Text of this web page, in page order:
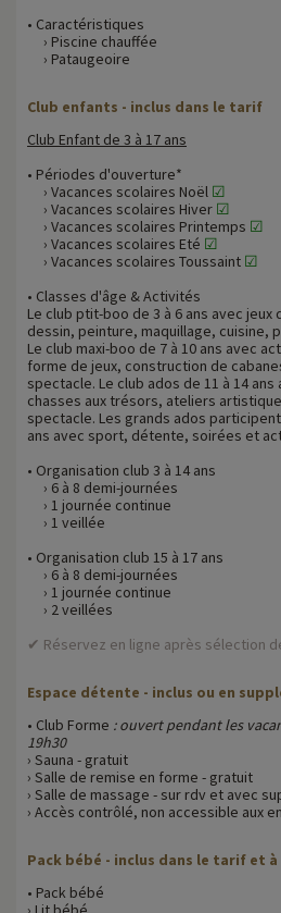
• Caractéristiques
› Piscine chauffée
› Pataugeoire
Club enfants - inclus dans le tarif
Club Enfant de 3 à 17 ans
• Périodes d'ouverture*
› Vacances scolaires Noël ☑
› Vacances scolaires Hiver ☑
› Vacances scolaires Printemps ☑
› Vacances scolaires Eté ☑
› Vacances scolaires Toussaint ☑
• Classes d'âge & Activités
Le club ptit-boo de 3 à 6 ans avec
dessin, peinture, maquillage, cuisine,
Le club maxi-boo de 7 à 10 ans avec
forme de jeux, construction de
spectacle. Le club ados de 11 à 14
chasses aux trésors, ateliers
spectacle. Les grands ados
ans avec sport, détente, soirées et
• Organisation club 3 à 14 ans
› 6 à 8 demi-journées
› 1 journée continue
› 1 veillée
• Organisation club 15 à 17 ans
› 6 à 8 demi-journées
› 1 journée continue
› 2 veillées
✔ Réservez en ligne après sélection
Espace détente - inclus ou en
• Club Forme : ouvert pendant les
19h30
› Sauna - gratuit
› Salle de remise en forme - gratuit
› Salle de massage - sur rdv et avec
› Accès contrôlé, non accessible aux
Pack bébé - inclus dans le
• Pack bébé